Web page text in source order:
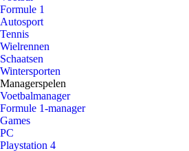
Formule 1
Autosport
Tennis
Wielrennen
Schaatsen
Wintersporten
Managerspelen
Voetbalmanager
Formule 1-manager
Games
PC
Playstation 4